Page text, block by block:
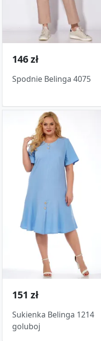
146 zł
Spodnie Belinga 4075
151 zł
Sukienka Belinga 1214
goluboj